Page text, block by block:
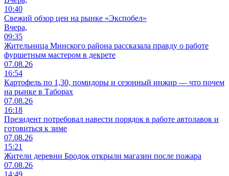
10:40
Свежий обзор цен на рынке «Экспобел»
Вчера,
09:35
Жительница Минского района рассказала правду о работе
фуршетным мастером в декрете
07.08.26
16:54
Картофель по 1,30, помидоры и сезонный инжир — что почем
на рынке в Таборах
07.08.26
16:18
Президент потребовал навести порядок в работе автолавок и
готовиться к зиме
07.08.26
15:21
Жители деревни Бродок открыли магазин после пожара
07.08.26
14:49